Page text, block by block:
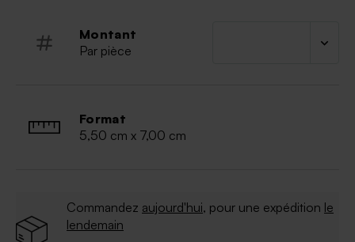
Dragées vendus séparément
Rincer avant la première utilisation
Ne convient pas au lave-vaisselle, au four (à
Montant
Par pièce
Format
5,50 cm x 7,00 cm
Commandez aujourd'hui, pour une expédition le
lendemain